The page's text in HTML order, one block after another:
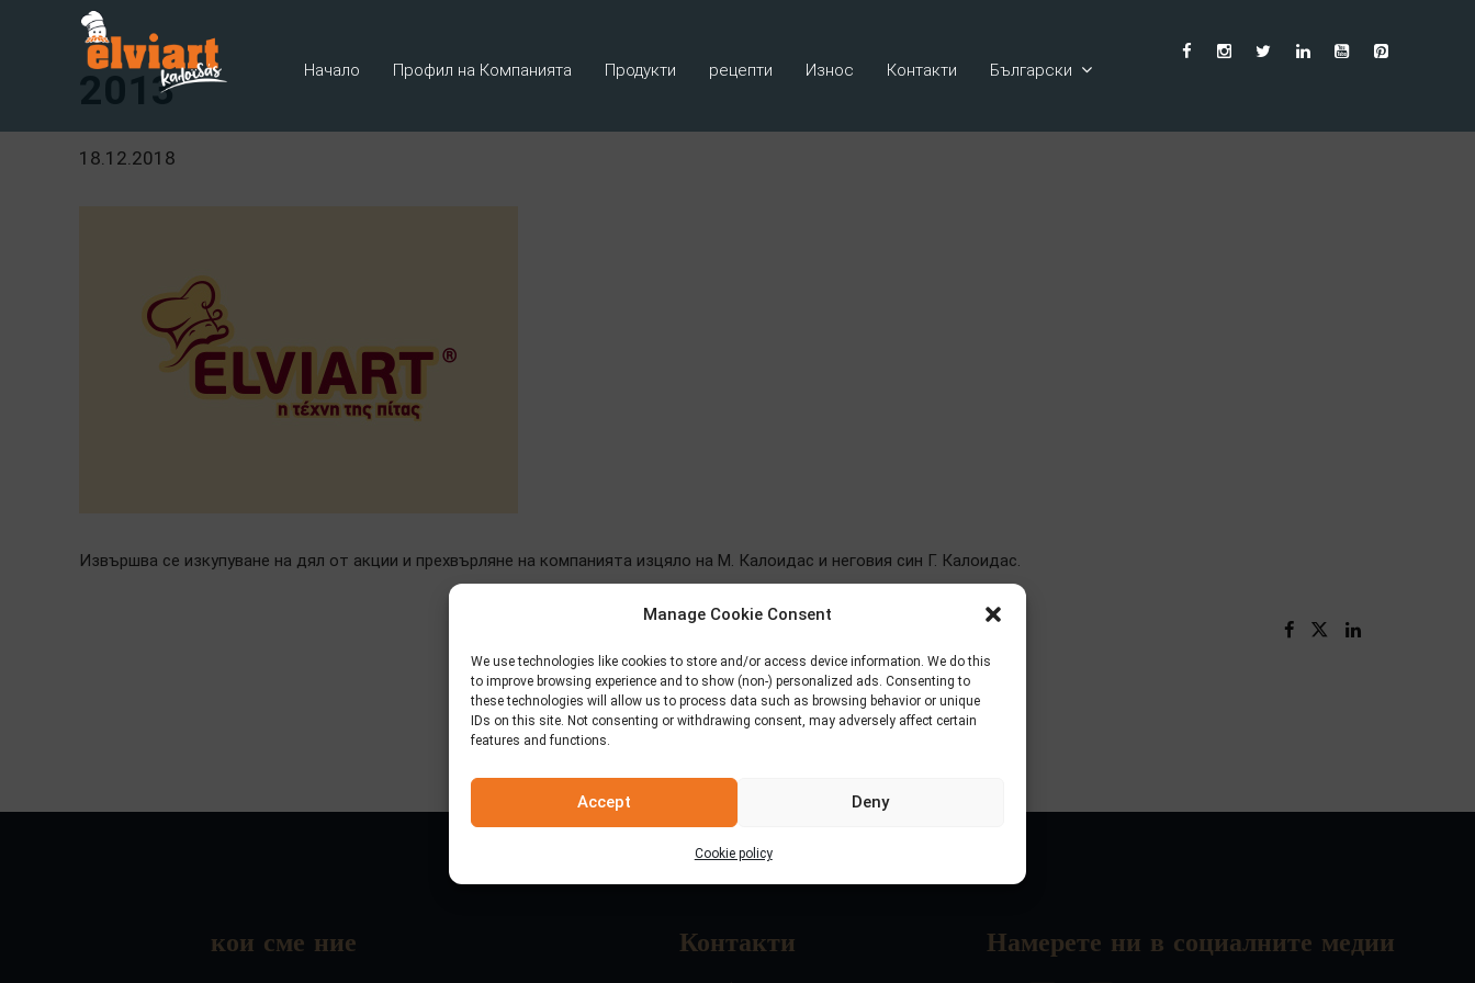
Manage Cookie Consent
We use technologies like cookies to store and/or access device information. We do this
to improve browsing experience and to show (non-) personalized ads. Consenting to
these technologies will allow us to process data such as browsing behavior or unique
IDs on this site. Not consenting or withdrawing consent, may adversely affect certain
features and functions.
Accept Deny
Cookie policy
Начало Профил на Компанията Продукти рецепти Износ Контакти Български
2013
18.12.2018
Извършва се изкупуване на дял от акции и прехвърляне на компанията изцяло на М. Калоидас и неговия син Г. Калоидас.
кои сме ние Контакти Намерете ни в социалните медии